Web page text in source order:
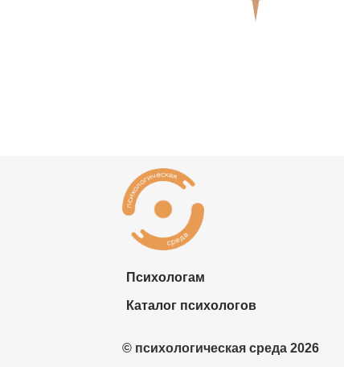
© психологическая среда 2026
Психологам
Каталог психологов